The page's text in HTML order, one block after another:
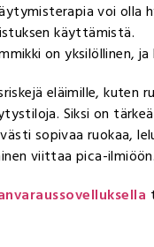
voi olla
käyttämistä.
on yksilöllinen,
eläimille, kuten
Siksi on
sopivaa ruokaa,
viittaa pica-ilmiöön.